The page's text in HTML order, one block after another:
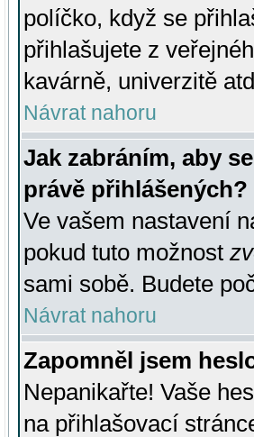
políčko, když se
přihlašujete z
kavárně, univerzitě
Návrat nahoru
Jak zabráním, aby
právě přihlášených?
Ve vašem nastavení
pokud tuto možnost
sami sobě. Budete
Návrat nahoru
Zapomněl jsem
Nepanikařte! Vaše
na přihlašovací